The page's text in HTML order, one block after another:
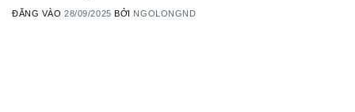
ĐĂNG VÀO28/09/2025 BỞI NGOLONGND